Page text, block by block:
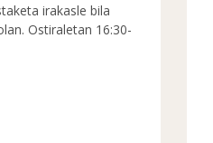
irakasle bila
Ostiraletan 16:30-